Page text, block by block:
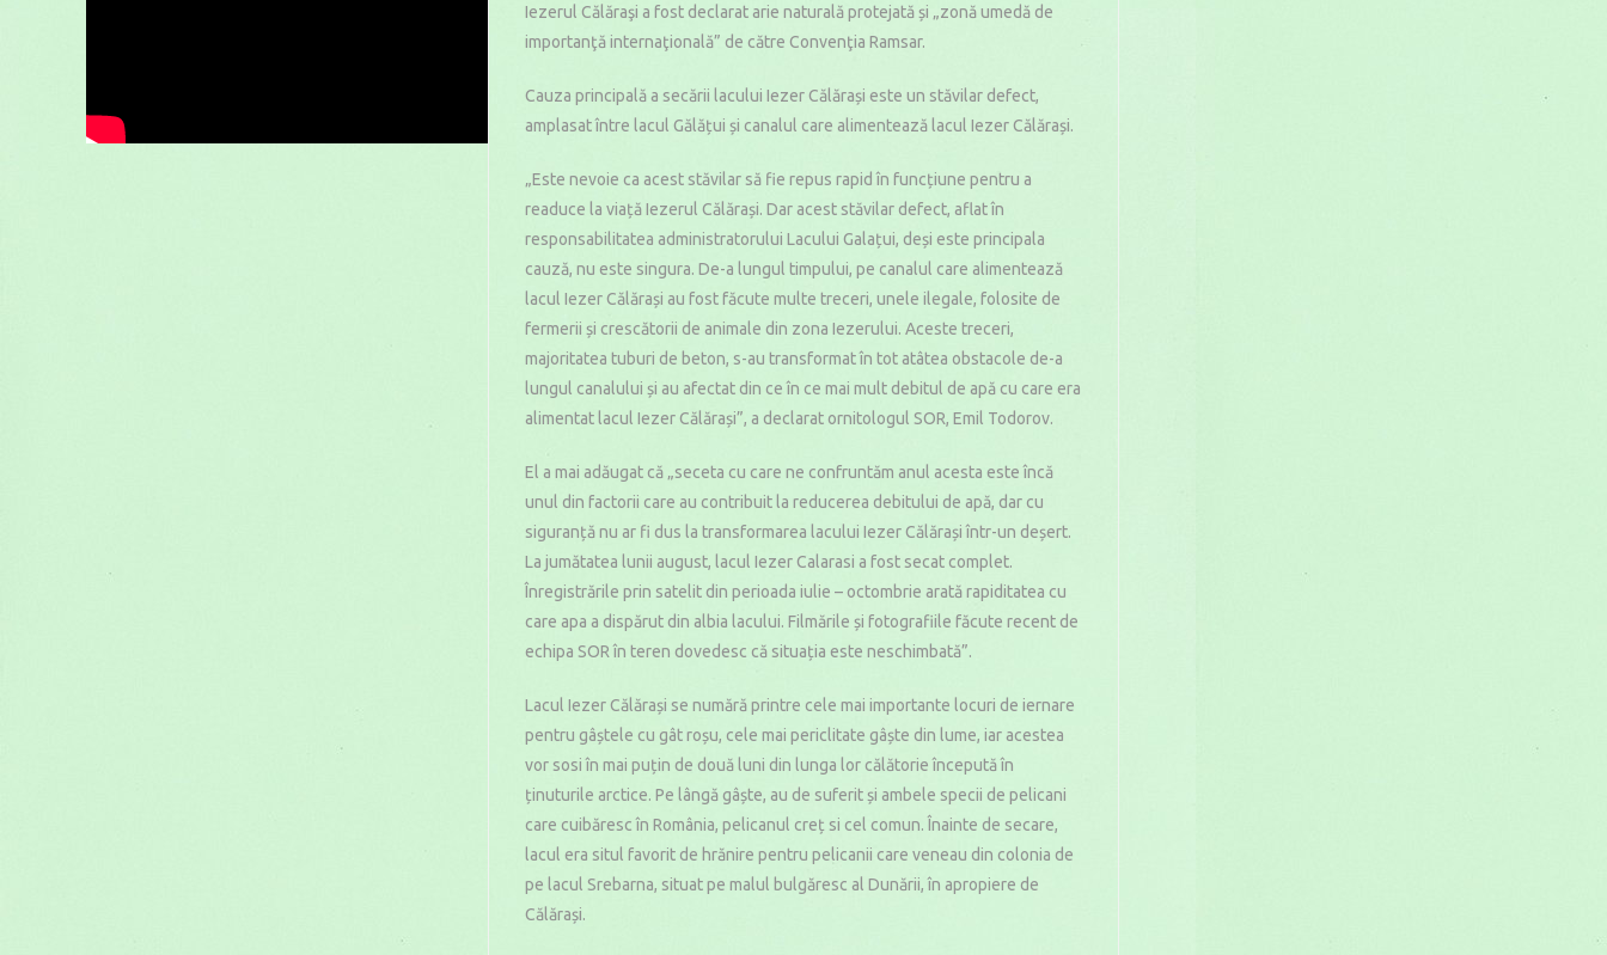
Iezerul Călăraşi a fost declarat arie naturală protejată și „zonă umedă de
importanţă internaţională” de către Convenţia Ramsar.
Cauza principală a secării lacului Iezer Călărași este un stăvilar defect,
amplasat între lacul Gălățui și canalul care alimentează lacul Iezer Călărași.
„Este nevoie ca acest stăvilar să fie repus rapid în funcțiune pentru a
readuce la viață Iezerul Călărași. Dar acest stăvilar defect, aflat în
responsabilitatea administratorului Lacului Galațui, deși este principala
cauză, nu este singura. De-a lungul timpului, pe canalul care alimentează
lacul Iezer Călărași au fost făcute multe treceri, unele ilegale, folosite de
fermerii și crescătorii de animale din zona Iezerului. Aceste treceri,
majoritatea tuburi de beton, s-au transformat în tot atâtea obstacole de-a
lungul canalului și au afectat din ce în ce mai mult debitul de apă cu care era
alimentat lacul Iezer Călărași”, a declarat ornitologul SOR, Emil Todorov.
El a mai adăugat că „seceta cu care ne confruntăm anul acesta este încă
unul din factorii care au contribuit la reducerea debitului de apă, dar cu
siguranță nu ar fi dus la transformarea lacului Iezer Călărași într-un deșert.
La jumătatea lunii august, lacul Iezer Calarasi a fost secat complet.
Înregistrările prin satelit din perioada iulie – octombrie arată rapiditatea cu
care apa a dispărut din albia lacului. Filmările și fotografiile făcute recent de
echipa SOR în teren dovedesc că situația este neschimbată”.
Lacul Iezer Călărași se numără printre cele mai importante locuri de iernare
pentru gâștele cu gât roșu, cele mai periclitate gâște din lume, iar acestea
vor sosi în mai puțin de două luni din lunga lor călătorie începută în
ținuturile arctice. Pe lângă gâște, au de suferit și ambele specii de pelicani
care cuibăresc în România, pelicanul creț si cel comun. Înainte de secare,
lacul era situl favorit de hrănire pentru pelicanii care veneau din colonia de
pe lacul Srebarna, situat pe malul bulgăresc al Dunării, în apropiere de
Călărași.